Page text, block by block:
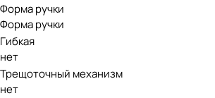
Форма ручки
Форма ручки
Гибкая
нет
Трещоточный механизм
нет